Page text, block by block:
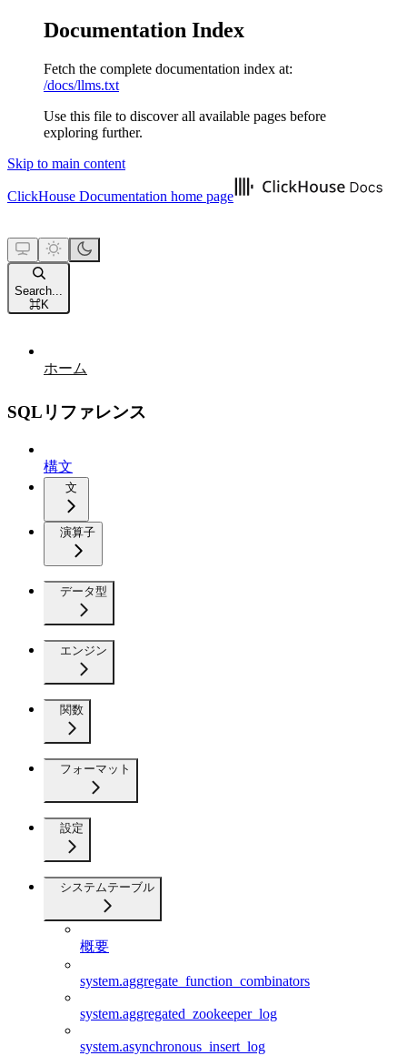
Documentation Index
Fetch the complete documentation index at:
/docs/llms.txt
Use this file to discover all available pages before
exploring further.
Skip to main content
ClickHouse Documentation home page
Search...
⌘K
ホーム
SQLリファレンス
構文
文
演算子
データ型
エンジン
関数
フォーマット
設定
システムテーブル
概要
system.aggregate_function_combinators
system.aggregated_zookeeper_log
system.asynchronous_insert_log